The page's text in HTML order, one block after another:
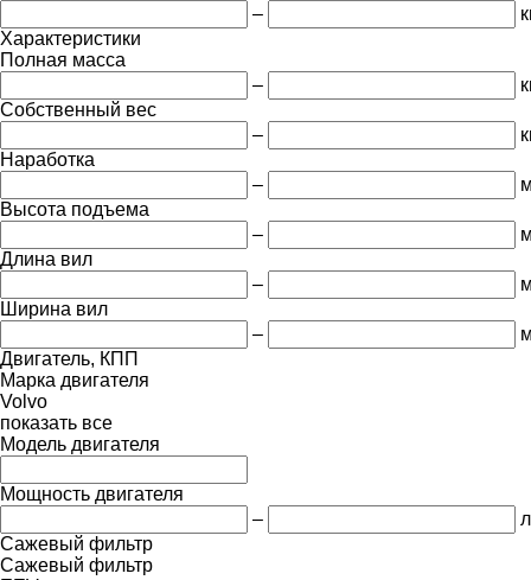
–
Характеристики
Полная масса
–
Собственный вес
–
Наработка
–
Высота подъема
–
Длина вил
–
Ширина вил
–
Двигатель, КПП
Марка двигателя
Volvo
показать все
Модель двигателя
Мощность двигателя
–
Сажевый фильтр
Сажевый фильтр